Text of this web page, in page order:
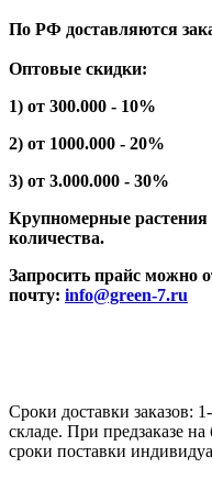
По РФ доставляются
Оптовые скидки:
1) от 300.000 - 10%
2) от 1000.000 - 20%
3) от 3.000.000 - 30%
Крупномерные
количества.
Запросить прайс можно
почту: info@green-7.ru
Сроки доставки заказов:
складе. При предзаказе
сроки поставки